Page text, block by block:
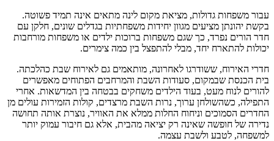
עבור משפחות גדולות, מציאת מקום לינה מתאים אינה תמיד פשוטה.
בקשת יהונתן מציעים מגוון יחידות משפחתיות בגדלים שונים, חלקן עם
חדר הורים נפרד, כך שגם משפחות ברוכות ילדים או משפחות מורחבות
יכולות להתארח יחד, מבלי להתפצל בין כמה צימרים.
חדרי האירוח, ששודרגו לאחרונה, מותאמים גם לאירוח שבת כהלכתה.
בית הכנסת שבמקום, סעודות השבת והמרחבים הפתוחים מאפשרים
להורים לנוח מעט, בעוד הילדים משחקים בבטחה בין המדשאות. אחרי
התפילה, כשהשולחן ערוך, נרות השבת מרצדים, קולות הזמירות עולים מן
החדרים הסמוכים וניחוח החלות ממלא את האוויר, נוצרת אותה תחושה
נדירה של חופשה שאינה רק יציאה מהבית, אלא גם חיבור עמוק יותר
למשפחה, לטבע ולשבת עצמה.